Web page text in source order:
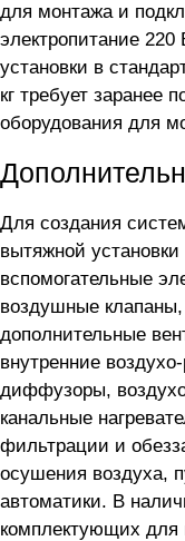
для монтажа и
электропитание 220
установки в
кг требует заранее
оборудования для
Для создания
вытяжной установки
вспомогательные
воздушные
дополнительные
внутренние
диффузоры,
канальные
фильтрации и
осушения воздуха,
автоматики. В
комплектующих для